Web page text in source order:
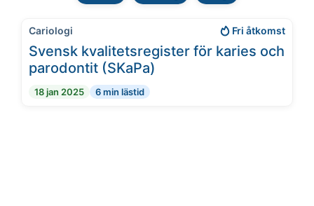
Cariologi Fri åtkomst
Svensk kvalitetsregister för karies och
parodontit (SKaPa)
18 jan 2025 6 min lästid